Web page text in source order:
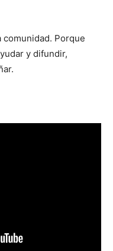
comunidad. Porque
y difundir,